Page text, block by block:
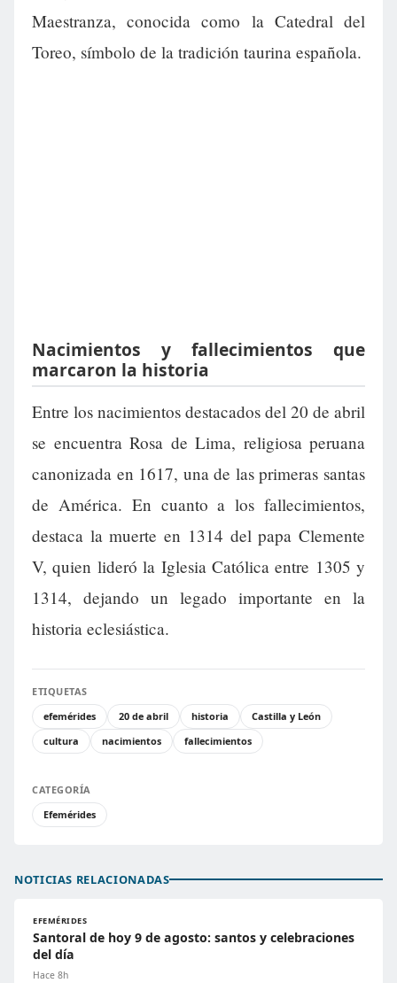
Maestranza, conocida como la Catedral del
Toreo, símbolo de la tradición taurina española.
Nacimientos y fallecimientos que
marcaron la historia
Entre los nacimientos destacados del 20 de abril
se encuentra Rosa de Lima, religiosa peruana
canonizada en 1617, una de las primeras santas
de América. En cuanto a los fallecimientos,
destaca la muerte en 1314 del papa Clemente
V, quien lideró la Iglesia Católica entre 1305 y
1314, dejando un legado importante en la
historia eclesiástica.
ETIQUETAS
efemérides
20 de abril historia
Castilla y León
cultura
nacimientos fallecimientos
CATEGORÍA
Efemérides
NOTICIAS RELACIONADAS
EFEMÉRIDES
Santoral de hoy 9 de agosto: santos y celebraciones
del día
Hace 8h